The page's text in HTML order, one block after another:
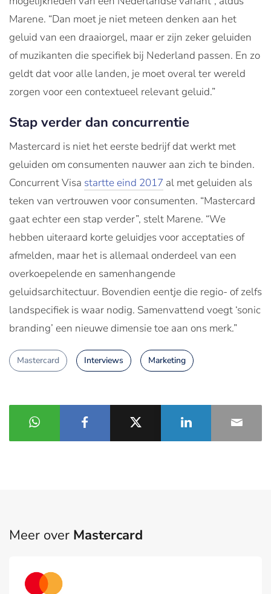
Marene. “Dan moet je niet meteen denken aan het
geluid van een draaiorgel, maar er zijn zeker geluiden
of muzikanten die specifiek bij Nederland passen. En zo
geldt dat voor alle landen, je moet overal ter wereld
zorgen voor een contextueel relevant geluid.”
Stap verder dan concurrentie
Mastercard is niet het eerste bedrijf dat werkt met
geluiden om consumenten nauwer aan zich te binden.
Concurrent Visa startte eind 2017 al met geluiden als
teken van vertrouwen voor consumenten. “Mastercard
gaat echter een stap verder”, stelt Marene. “We
hebben uiteraard korte geluidjes voor acceptaties of
afmelden, maar het is allemaal onderdeel van een
overkoepelende en samenhangende
geluidsarchitectuur. Bovendien eentje die regio- of zelfs
landspecifiek is waar nodig. Samenvattend voegt ‘sonic
branding’ een nieuwe dimensie toe aan ons merk.”
Mastercard Interviews Marketing
Meer over Mastercard